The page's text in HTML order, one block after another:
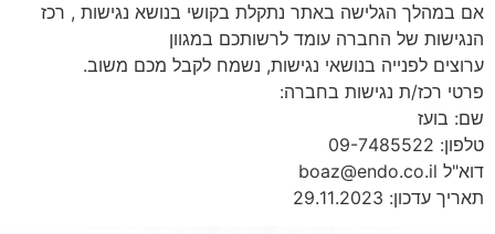
אם במהלך הגלישה באתר נתקלת בקושי בנושא נגישות , רכז
הנגישות של החברה עומד לרשותכם במגוון
ערוצים לפנייה בנושאי נגישות, נשמח לקבל מכם משוב.
פרטי רכז/ת נגישות בחברה:
שם: בועז
טלפון: 09-7485522
דוא"ל boaz@endo.co.il
תאריך עדכון: 29.11.2023